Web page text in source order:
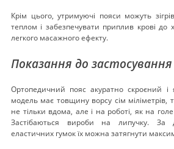
Крім цього, утримуючі пояси можуть
теплом і забезпечувати приплив крові до
легкого масажного ефекту.
Показання до застосування
Ортопедичний пояс акуратно скроєний
модель має товщину ворсу сім
не тільки вдома, але і на роботі, як на голе
Застібаються вироби на липучку. За
еластичних гумок їх можна затягнути